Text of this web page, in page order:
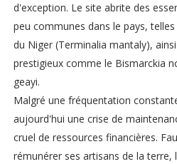
d'exception. Le site abrite des
peu communes dans le pays,
du Niger (Terminalia mantaly),
prestigieux comme le Bismarckia
geayi.
Malgré une fréquentation
aujourd'hui une crise de
cruel de ressources financières.
rémunérer ses artisans de la terre,